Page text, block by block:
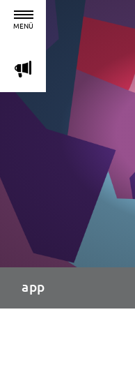
MENÜ
m
app